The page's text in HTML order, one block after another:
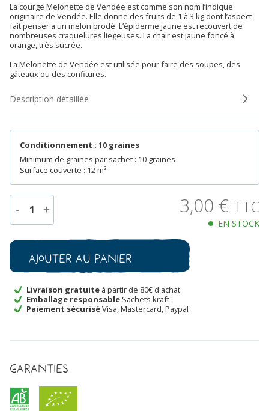
La courge Melonette de Vendée est comme son nom l’indique
originaire de Vendée. Elle donne des fruits de 1 à 3 kg dont l’aspect
fait penser à un melon brodé. L’épiderme jaune est recouvert de
nombreuses craquelures liegeuses. La chair est jaune foncé à
orange, très sucrée.
La Melonette de Vendée est utilisée pour faire des soupes, des
gâteaux ou des confitures.
Description détaillée
Conditionnement : 10 graines
Minimum de graines par sachet : 10 graines
Surface couverte : 12 m²
- 1 +
de
Courge
Melonnette
de
Vendée
Bio
3,00 € TTC
EN STOCK
Ajouter au panier
Livraison gratuite à partir de 80€ d'achat
Emballage responsable Sachets kraft
Paiement sécuriséVisa, Mastercard, Paypal
Garanties